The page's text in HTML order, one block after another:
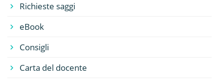
Richieste saggi
eBook
Consigli
Carta del docente